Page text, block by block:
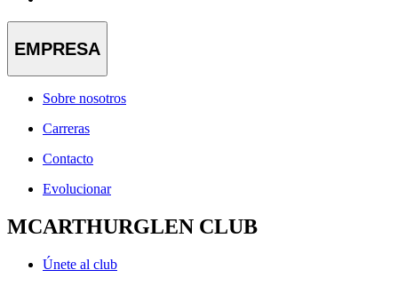
EMPRESA
Sobre nosotros
Carreras
Contacto
Evolucionar
MCARTHURGLEN CLUB
Únete al club